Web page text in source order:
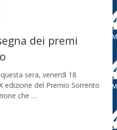
dei premi
sera, venerdì 18
edizione del Premio Sorrento
che …